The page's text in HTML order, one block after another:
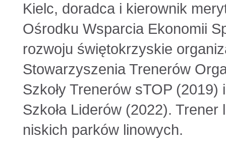
Kielc, doradca i kierownik
Ośrodku Wsparcia Ekonomii
rozwoju świętokrzyskie
Stowarzyszenia Trenerów
Szkoły Trenerów sTOP
Szkoła Liderów (2022).
niskich parków linowych.